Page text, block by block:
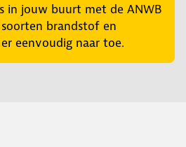
in jouw buurt met de ANWB
brandstof en
eenvoudig naar toe.